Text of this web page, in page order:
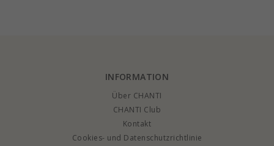
INFORMATION
Über CHANTI
CHANTI Club
Kontakt
Cookies- und Datenschutzrichtlinie